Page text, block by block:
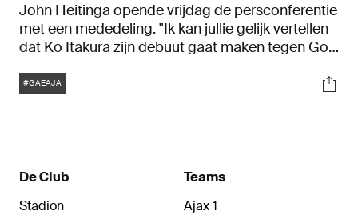
John Heitinga opende vrijdag de persconferentie
met een mededeling. "Ik kan jullie gelijk vertellen
dat Ko Itakura zijn debuut gaat maken tegen Go
Japanse aanwinst.
Tags
#GAEAJA
De Club
Stadion
Teams
Ajax 1